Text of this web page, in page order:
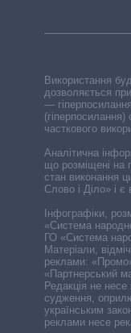
Використання
дозволяється
—
часткового
Аналітична
що розміщені на
стан виконання
Слово і Діло» і
Інфографіки,
«Система
ГО «Система
Матеріали,
реклами:
«Партнерський
Редакція не несе
судження,
українським
реклами несе